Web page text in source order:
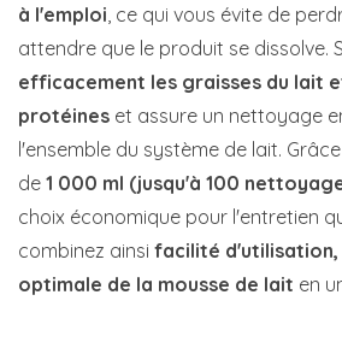
à l'emploi , ce qui vous évite de
attendre que le produit se dissolve.
efficacement les graisses du lait
protéines et assure un nettoyage
l'ensemble du système de lait.
de 1 000 ml (jusqu'à 100
choix économique pour l'entretien
combinez ainsi facilité
optimale de la mousse de lait en